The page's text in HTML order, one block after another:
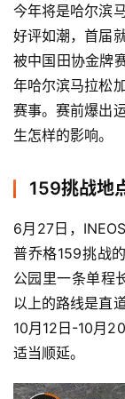
今年将是哈尔滨
好评如潮，首届
被中国田协金牌
年哈尔滨马拉松
赛事。赛前爆出
生怎样的影响。
159挑战地
6月27日，
普乔格159挑战
公园里一条单程
以上的路线是直
10月12日-10月
适当顺延。